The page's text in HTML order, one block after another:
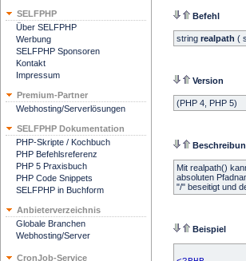
SELFPHP
Über SELFPHP
Werbung
SELFPHP Sponsoren
Kontakt
Impressum
Premium-Partner
Webhosting/Serverlösungen
SELFPHP Dokumentation
PHP-Skripte / Kochbuch
PHP Befehlsreferenz
PHP 5 Praxisbuch
PHP Code Snippets
SELFPHP in Buchform
Anbieterverzeichnis
Globale Branchen
Webhosting/Server
CronJob-Service
Befehl
string realpath (
Version
(PHP 4, PHP 5)
Mit realpath()
absoluten
"/" beseitigt und
Beispiel